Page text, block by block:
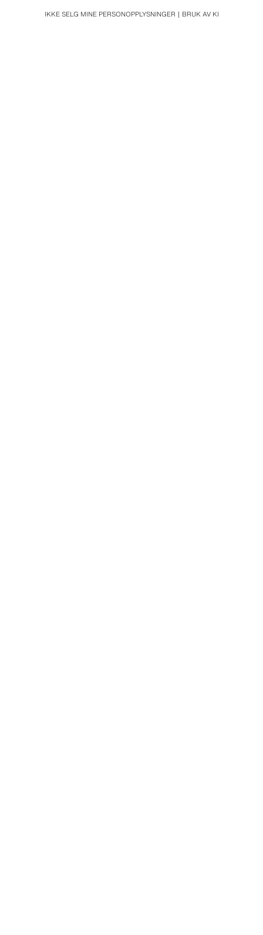
IKKE SELG MINE PERSONOPPLYSNINGER BRUK AV KI